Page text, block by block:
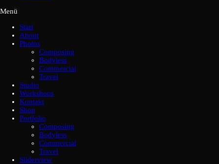
Menü
Start
About
Photos
Composing
Bodyless
Commercial
Travel
Studio
Workshops
Kontakt
Shop
Portfolio
Composing
Bodyless
Commercial
Travel
Sliderview